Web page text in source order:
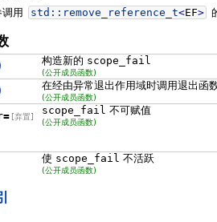
用 std:: remove_reference_t<EF>
构造新的 scope_fail
(公开成员函数)
在经由异常退出作用域时调用退出函
(公开成员函数)
[弃置] scope_fail 不可赋值
(公开成员函数)
使 scope_fail 不活跃
(公开成员函数)